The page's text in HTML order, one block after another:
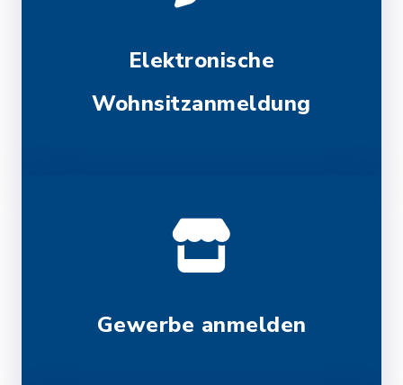
Elektronische
Wohnsitzanmeldung
Gewerbe anmelden